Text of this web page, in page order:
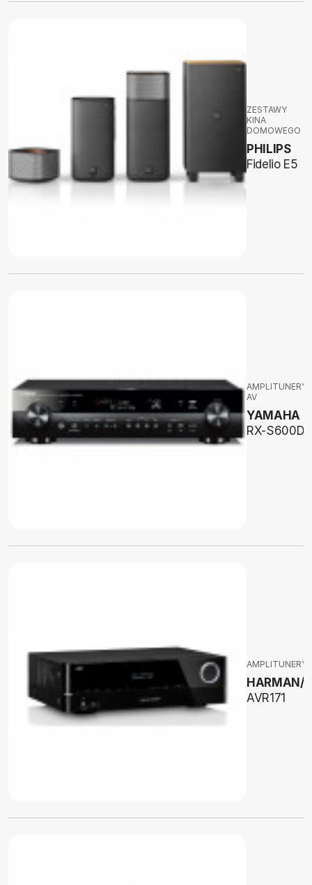
ZESTAWY
KINA
DOMOWEGO
PHILIPS
Fidelio E5
AMPLITUNERY
AV
YAMAHA
RX-S600D
AMPLITUNERY
HARMAN/
AVR171